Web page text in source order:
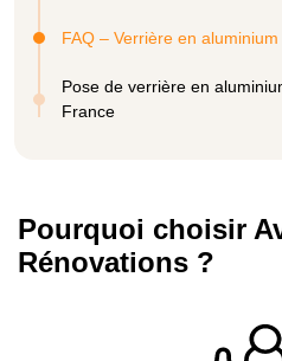
FAQ – Verrière en aluminium
Pose de verrière en
France
Pourquoi choisir
Rénovations ?